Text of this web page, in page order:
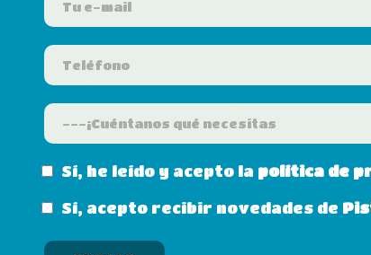
Sí, he leído y acepto la política de
Sí, acepto recibir novedades de